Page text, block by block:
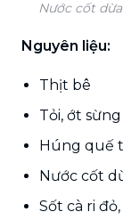
Nước cốt
Nguyên liệu:
Thịt bê
Tỏi, ớt sừng
Húng quế
Nước cốt
Sốt cà ri